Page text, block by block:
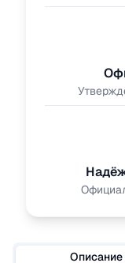
Описание